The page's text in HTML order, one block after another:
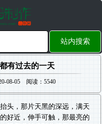
站内搜索
有过去的一天
08-05 阅读：5540
头，那片天黑的深远，满天
好近，伸手可触，那最亮的